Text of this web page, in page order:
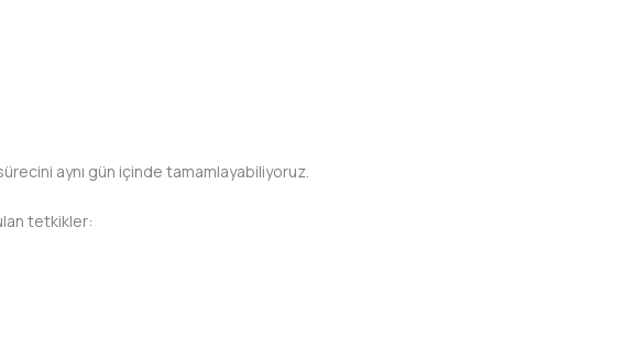
aynı gün içinde tamamlayabiliyoruz.
tetkikler: